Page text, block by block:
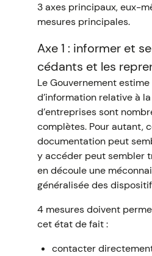
3 axes principaux, eux-
mesures principales.
Axe 1 : informer et
cédants et les
Le Gouvernement
d’information relative à
d’entreprises sont
complètes. Pour autant,
documentation peut
y accéder peut sembler
en découle une
généralisée des
4 mesures doivent
cet état de fait :
contacter